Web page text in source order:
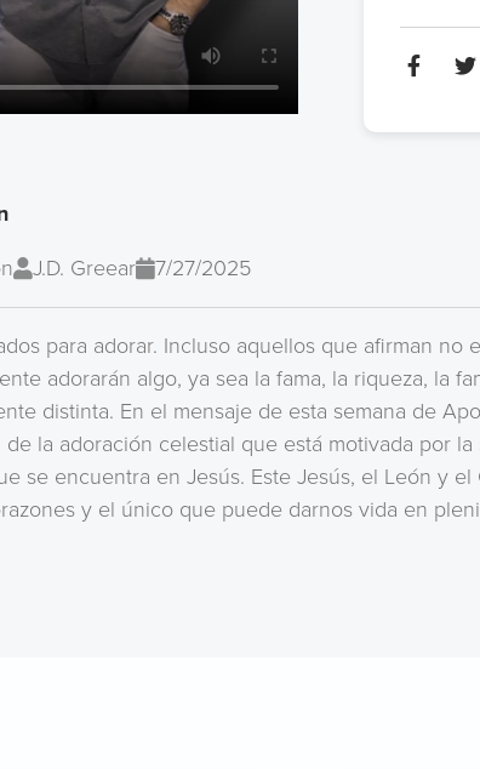
J.D. Greear 7/27/2025
para adorar. Incluso aquellos que afirman no
adorarán algo, ya sea la fama, la riqueza, la
distinta. En el mensaje de esta semana de
de la adoración celestial que está motivada por
se encuentra en Jesús. Este Jesús, el León y
y el único que puede darnos vida en